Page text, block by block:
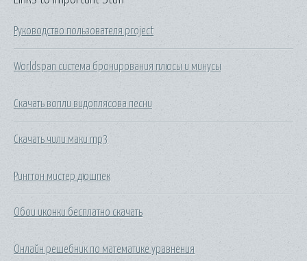
Руководство пользователя project
Worldspan система бронирования плюсы и минусы
Скачать вопли видоплясова песни
Скачать чили маки mp3
Рингтон мистер дюшпек
Обои иконки бесплатно скачать
Онлайн решебник по математике уравнения